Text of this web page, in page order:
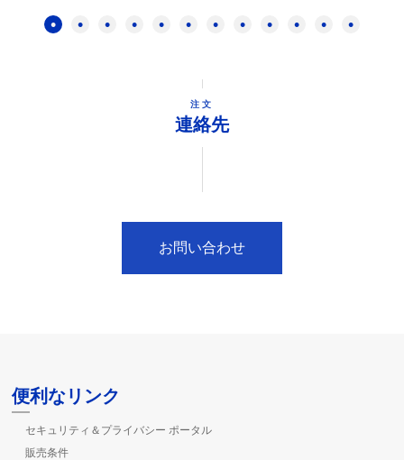
注文
連絡先
お問い合わせ
便利なリンク
セキュリティ＆プライバシー ポータル
販売条件